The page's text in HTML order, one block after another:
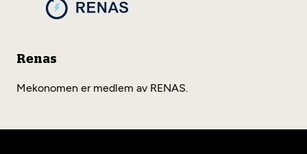
Renas
Mekonomen er medlem av RENAS.